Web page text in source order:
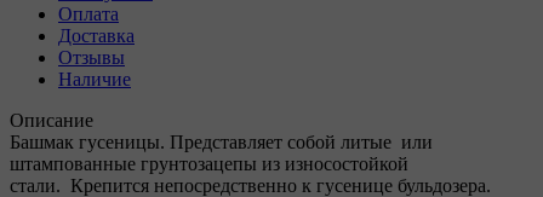
Оплата
Доставка
Отзывы
Наличие
Описание
Башмак гусеницы. Представляет собой литые или
штампованные грунтозацепы из износостойкой
стали. Крепится непосредственно к гусенице бульдозера.